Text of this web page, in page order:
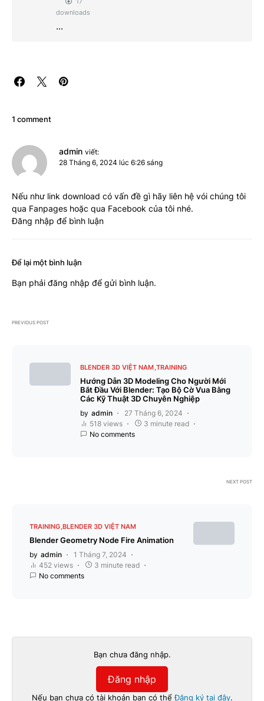
downloads
...
1 comment
admin viết:
28 Tháng 6, 2024 lúc 6:26 sáng
Nếu như link download có vấn đề gì hãy liên hệ vói chúng tôi
qua Fanpages hoặc qua Facebook của tôi nhé.
Đăng nhập để bình luận
Để lại một bình luận
Bạn phải đăng nhập để gửi bình luận.
PREVIOUS POST
BLENDER 3D VIỆT NAM TRAINING
Hướng Dẫn 3D Modeling Cho Người Mới
Bắt Đầu Với Blender: Tạo Bộ Cờ Vua Bằng
Các Kỹ Thuật 3D Chuyên Nghiệp
by admin
27 Tháng 6, 2024
518 views
3 minute read
No comments
NEXT POST
TRAINING BLENDER 3D VIỆT NAM
Blender Geometry Node Fire Animation
by admin
1 Tháng 7, 2024
452 views
3 minute read
No comments
Bạn chưa đăng nhập.
Đăng nhập
Nếu bạn chưa có tài khoản bạn có thểĐăng ký tại đây.